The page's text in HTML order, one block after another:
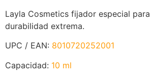
Layla Cosmetics fijador especial
durabilidad extrema.
UPC / EAN: 8010720252001
Capacidad: 10 ml